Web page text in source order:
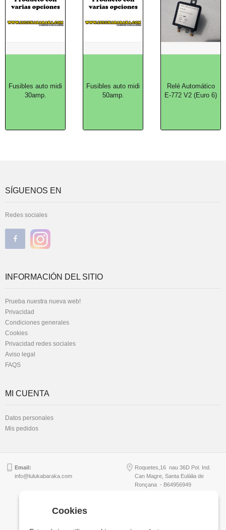
Fusibles auto midi
30amp.
Fusibles auto midi
50amp.
Relé Automático
E-772 V2 (Euro 6)
SÍGUENOS EN
Redes sociales
INFORMACIÓN DEL SITIO
Prueba nuestra nueva web!
Privacidad
Condiciones generales
Cookies
Privacidad redes sociales
Aviso legal
FAQS
MI CUENTA
Datos personales
Mis pedidos
Email:
info@lulukabaraka.com
Roquetes,16 nau 36D Pol. Ind.
Can Magre, Santa Eulàlia de
Ronçana - B64956949
Cookies